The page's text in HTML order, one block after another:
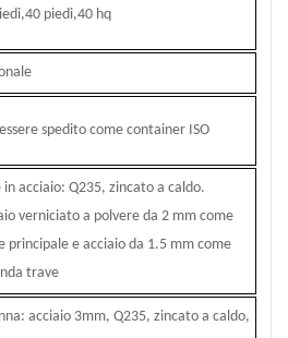
piedi,40 hq
spedito come container ISO
in acciaio: Q235, zincato a caldo.
verniciato a polvere da 2 mm come
principale e acciaio da 1.5 mm come
trave
acciaio 3mm, Q235, zincato a caldo,